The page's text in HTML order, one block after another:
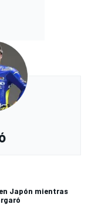
Japón mientras